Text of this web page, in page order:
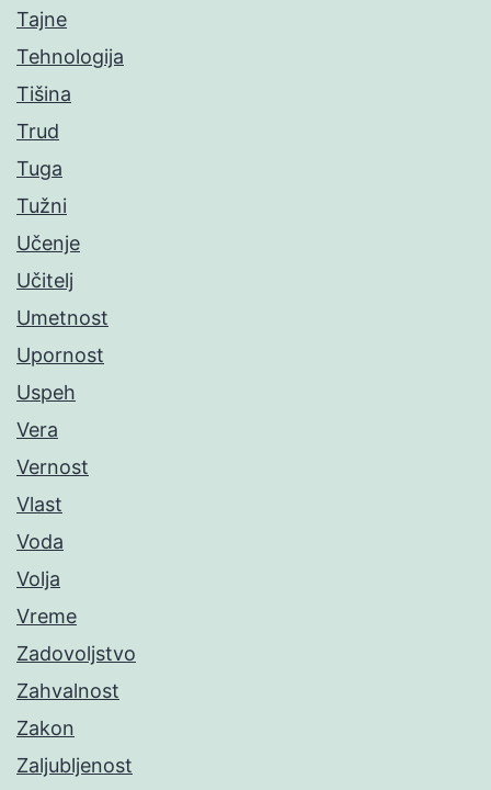
Tajne
Tehnologija
Tišina
Trud
Tuga
Tužni
Učenje
Učitelj
Umetnost
Upornost
Uspeh
Vera
Vernost
Vlast
Voda
Volja
Vreme
Zadovoljstvo
Zahvalnost
Zakon
Zaljubljenost